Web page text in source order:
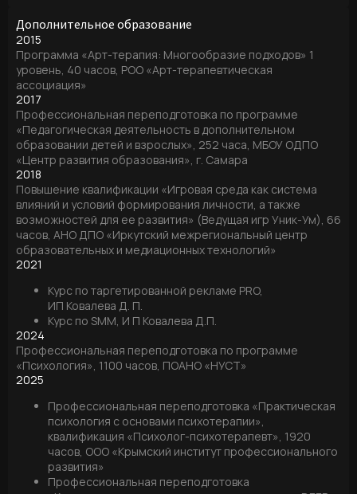
Дополнительное образование
2015
Программа «Арт-терапия: Многообразие подходов» 1
уровень, 40 часов, РОО «Арт-терапевтическая
ассоциация»
2017
Профессиональная переподготовка по программе
«Педагогическая деятельность в дополнительном
образовании детей и взрослых», 252 часа, МБОУ ОДПО
«Центр развития образования», г. Самара
2018
Повышение квалификации «Игровая среда как система
влияний и условий формирования личности, а также
возможностей для ее развития» (Ведущая игр Уник-Ум), 66
часов, АНО ДПО «Иркутский межрегиональный центр
образовательных и медиационных технологий»
2021
Курс по таргетированной рекламе PRO,
ИП Ковалева Д. П.
Курс по SMM, И П Ковалева Д.П.
2024
Профессиональная переподготовка по программе
«Психология», 1100 часов, ПОАНО «НУСТ»
2025
Профессиональная переподготовка «Практическая
психология с основами психотерапии»,
квалификация «Психолог-психотерапевт», 1920
часов, ООО «Крымский институт профессионального
развития»
Профессиональная переподготовка